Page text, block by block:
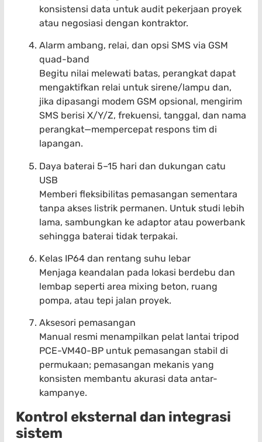
konsistensi data untuk audit pekerjaan proyek
atau negosiasi dengan kontraktor.
Alarm ambang, relai, dan opsi SMS via GSM
quad-band
Begitu nilai melewati batas, perangkat dapat
mengaktifkan relai untuk sirene/lampu dan,
jika dipasangi modem GSM opsional, mengirim
SMS berisi X/Y/Z, frekuensi, tanggal, dan nama
perangkat—mempercepat respons tim di
lapangan.
Daya baterai 5–15 hari dan dukungan catu
USB
Memberi fleksibilitas pemasangan sementara
tanpa akses listrik permanen. Untuk studi lebih
lama, sambungkan ke adaptor atau powerbank
sehingga baterai tidak terpakai.
Kelas IP64 dan rentang suhu lebar
Menjaga keandalan pada lokasi berdebu dan
lembap seperti area mixing beton, ruang
pompa, atau tepi jalan proyek.
Aksesori pemasangan
Manual resmi menampilkan pelat lantai tripod
PCE-VM40-BP untuk pemasangan stabil di
permukaan; pemasangan mekanis yang
konsisten membantu akurasi data antar-
kampanye.
Kontrol eksternal dan integrasi
sistem